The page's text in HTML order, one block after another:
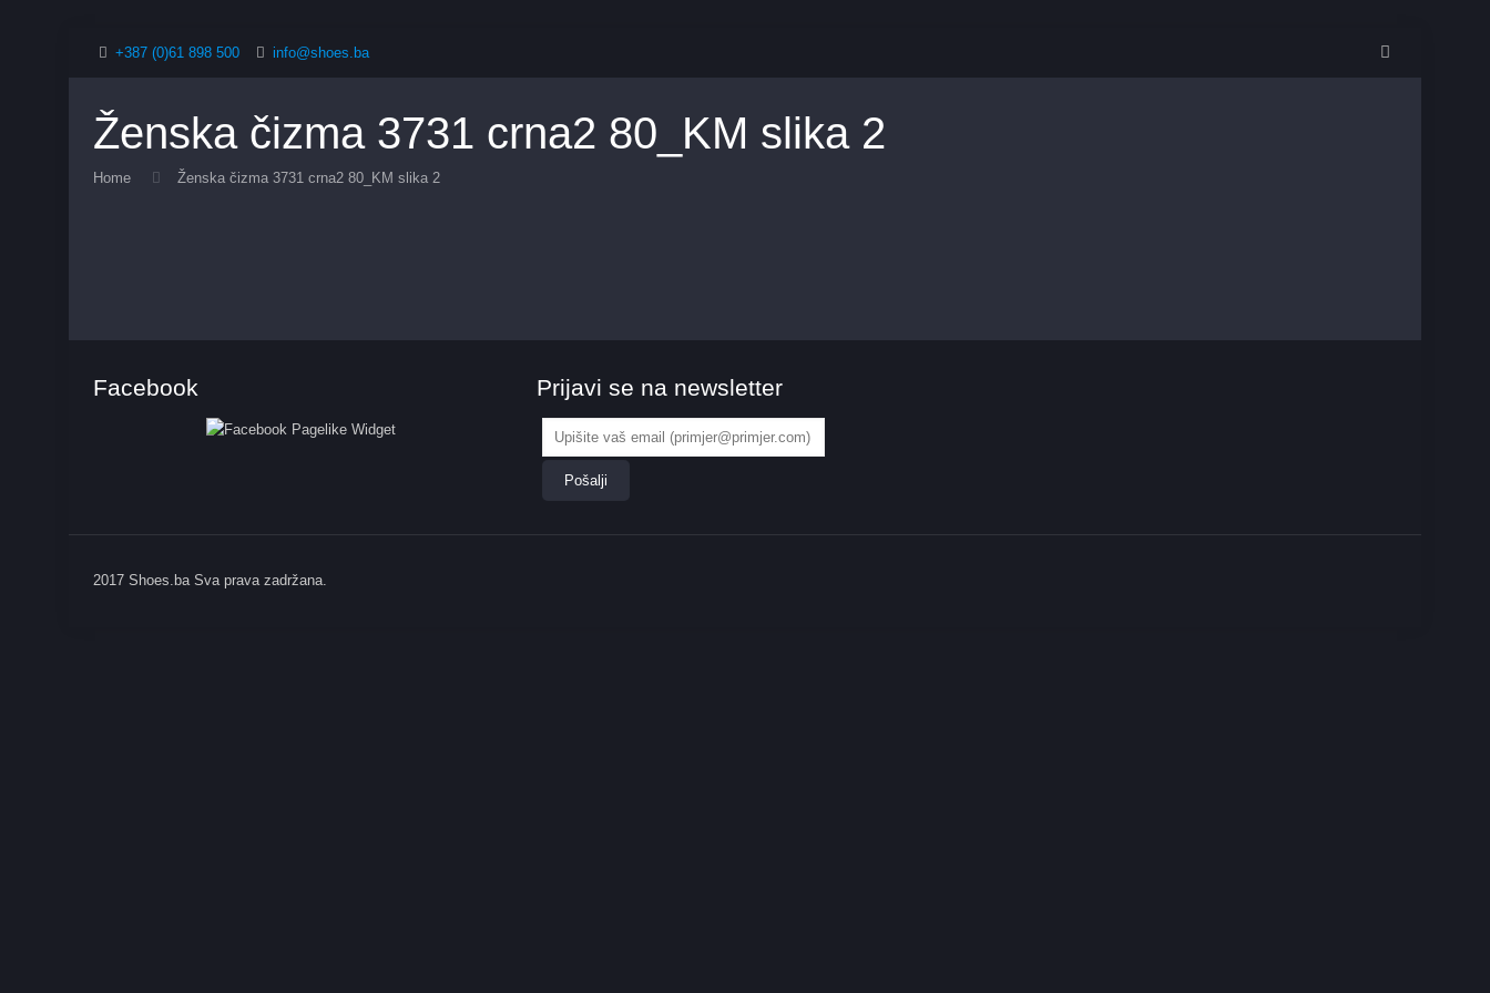
+387 (0)61 898 500 info@shoes.ba
Ženska čizma 3731 crna2 80_KM slika 2
Home Ženska čizma 3731 crna2 80_KM slika 2
Facebook Prijavi se na newsletter
2017 Shoes.ba Sva prava zadržana.